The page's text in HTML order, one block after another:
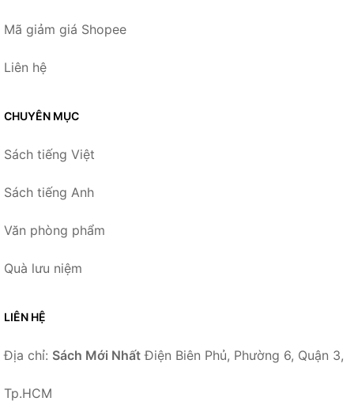
Mã giảm giá Shopee
Liên hệ
CHUYÊN MỤC
Sách tiếng Việt
Sách tiếng Anh
Văn phòng phẩm
Quà lưu niệm
LIÊN HỆ
Địa chỉ: Sách Mới Nhất Điện Biên Phủ, Phường 6, Quận 3,
Tp.HCM